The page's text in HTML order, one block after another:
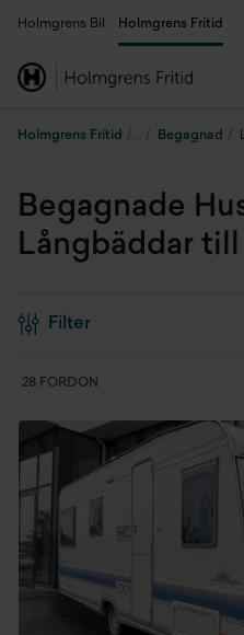
Holmgrens Bil Holmgrens Fritid
Holmgrens Fritid Begagnad
Begagnade
Långbäddar till
Filter
28 FORDON